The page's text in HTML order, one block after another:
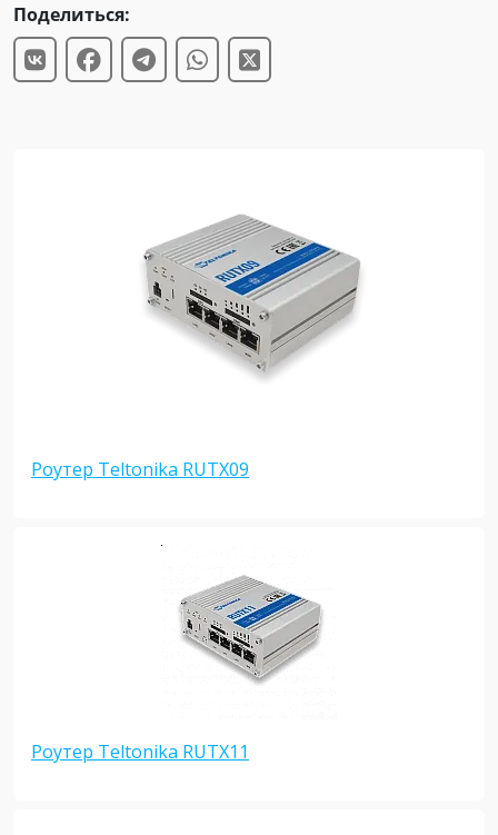
Поделиться:
Роутер Teltonika RUTX09
Роутер Teltonika RUTX11